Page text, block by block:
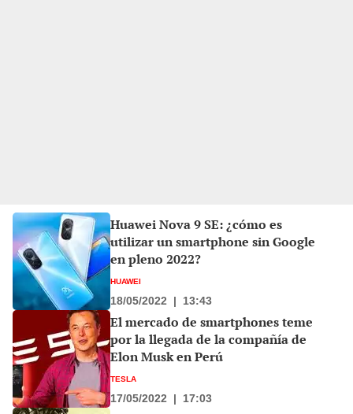
Huawei Nova 9 SE: ¿cómo es
utilizar un smartphone sin Google
en pleno 2022?
HUAWEI
18/05/2022
| 13:43
El mercado de smartphones teme
por la llegada de la compañía de
Elon Musk en Perú
TESLA
17/05/2022
| 17:03